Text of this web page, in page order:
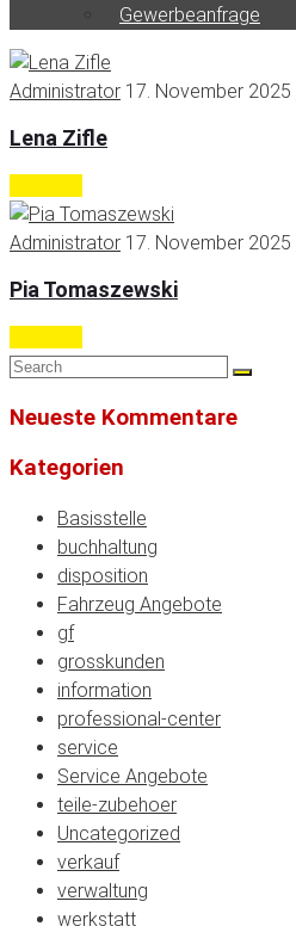
Gewerbeanfrage
Administrator 17. November 2025
Lena Zifle
Administrator 17. November 2025
Pia Tomaszewski
Neueste Kommentare
Kategorien
Basisstelle
buchhaltung
disposition
Fahrzeug Angebote
gf
grosskunden
information
professional-center
service
Service Angebote
teile-zubehoer
Uncategorized
verkauf
verwaltung
werkstatt